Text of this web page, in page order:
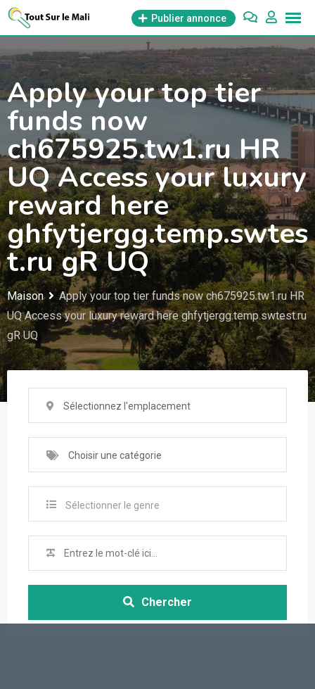
Aller
contenu
Publier annonce
Apply your top tier
funds now
ch675925.tw1.ru HR
UQ Access your luxury
reward here
ghfytjergg.temp.swtes
t.ru gR UQ
Maison
Apply your top tier funds now ch675925.tw1.ru HR
UQ Access your luxury reward here ghfytjergg.temp.swtest.ru
gR UQ
Sélectionnez l'emplacement
Choisir une catégorie
Sélectionner le genre
Chercher